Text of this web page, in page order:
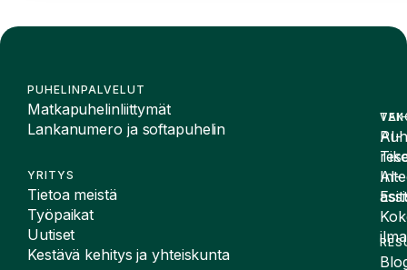
PUHELINPALVELUT
Matkapuhelinliittymät
Lankanumero ja softapuhelin
YRITYS
Tietoa meistä
Työpaikat
Uutiset
Kestävä kehitys ja yhteiskunta
AI-
AI-